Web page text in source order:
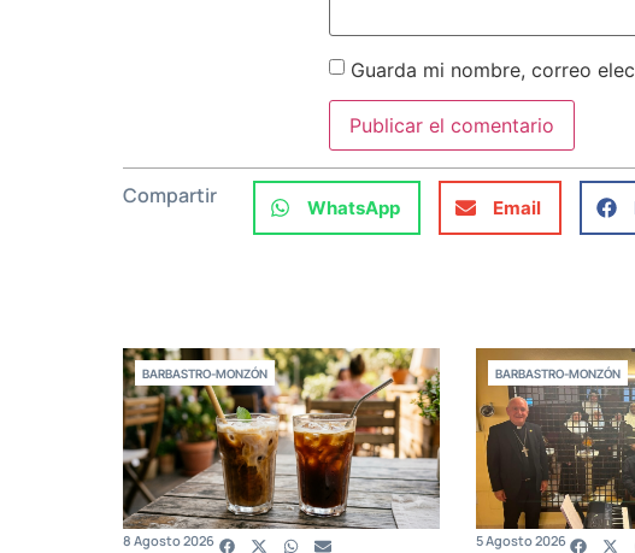
Guarda mi nombre, correo
Compartir WhatsApp Email
BARBASTRO-MONZÓN
8 Agosto 2026
BARBASTRO-MONZÓN
5 Agosto 2026